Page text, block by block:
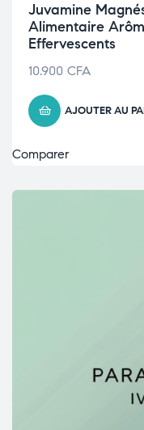
Juvamine
Alimentaire
Effervescents
10.900 CFA
AJOUTER AU
Comparer